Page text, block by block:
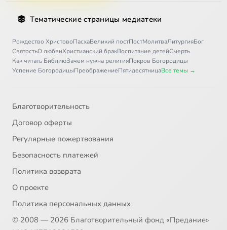
Тематические страницы медиатеки
Рождество ХристовоПасхаВеликий постПостМолитваЛитургияБог
СвятостьО любвиХристианский бракВоспитание детейСмерть
Как читать БиблиюЗачем нужна религияПокров Богородицы
Успение БогородицыПреображениеПятидесятницаВсе темы →
Благотворительность
Договор оферты
Регулярные пожертвования
Безопасность платежей
Политика возврата
О проекте
Политика персональных данных
© 2008 — 2026 Благотворительный фонд «Предание»